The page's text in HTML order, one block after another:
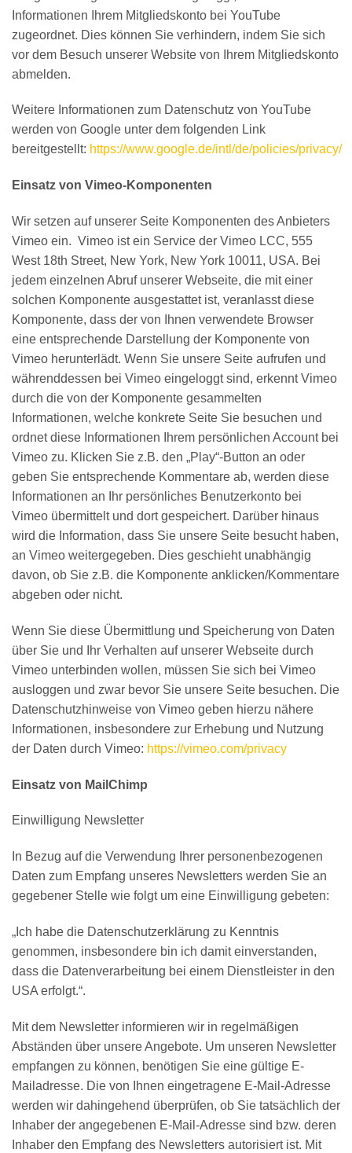
Informationen Ihrem Mitgliedskonto bei YouTube
zugeordnet. Dies können Sie verhindern, indem Sie sich
vor dem Besuch unserer Website von Ihrem Mitgliedskonto
abmelden.
Weitere Informationen zum Datenschutz von YouTube
werden von Google unter dem folgenden Link
bereitgestellt: https://www.google.de/intl/de/policies/privacy/
Einsatz von Vimeo-Komponenten
Wir setzen auf unserer Seite Komponenten des Anbieters
Vimeo ein. Vimeo ist ein Service der Vimeo LCC, 555
West 18th Street, New York, New York 10011, USA. Bei
jedem einzelnen Abruf unserer Webseite, die mit einer
solchen Komponente ausgestattet ist, veranlasst diese
Komponente, dass der von Ihnen verwendete Browser
eine entsprechende Darstellung der Komponente von
Vimeo herunterlädt. Wenn Sie unsere Seite aufrufen und
währenddessen bei Vimeo eingeloggt sind, erkennt Vimeo
durch die von der Komponente gesammelten
Informationen, welche konkrete Seite Sie besuchen und
ordnet diese Informationen Ihrem persönlichen Account bei
Vimeo zu. Klicken Sie z.B. den „Play“-Button an oder
geben Sie entsprechende Kommentare ab, werden diese
Informationen an Ihr persönliches Benutzerkonto bei
Vimeo übermittelt und dort gespeichert. Darüber hinaus
wird die Information, dass Sie unsere Seite besucht haben,
an Vimeo weitergegeben. Dies geschieht unabhängig
davon, ob Sie z.B. die Komponente anklicken/Kommentare
abgeben oder nicht.
Wenn Sie diese Übermittlung und Speicherung von Daten
über Sie und Ihr Verhalten auf unserer Webseite durch
Vimeo unterbinden wollen, müssen Sie sich bei Vimeo
ausloggen und zwar bevor Sie unsere Seite besuchen. Die
Datenschutzhinweise von Vimeo geben hierzu nähere
Informationen, insbesondere zur Erhebung und Nutzung
der Daten durch Vimeo: https://vimeo.com/privacy
Einsatz von MailChimp
Einwilligung Newsletter
In Bezug auf die Verwendung Ihrer personenbezogenen
Daten zum Empfang unseres Newsletters werden Sie an
gegebener Stelle wie folgt um eine Einwilligung gebeten:
„Ich habe die Datenschutzerklärung zu Kenntnis
genommen, insbesondere bin ich damit einverstanden,
dass die Datenverarbeitung bei einem Dienstleister in den
USA erfolgt.“.
Mit dem Newsletter informieren wir in regelmäßigen
Abständen über unsere Angebote. Um unseren Newsletter
empfangen zu können, benötigen Sie eine gültige E-
Mailadresse. Die von Ihnen eingetragene E-Mail-Adresse
werden wir dahingehend überprüfen, ob Sie tatsächlich der
Inhaber der angegebenen E-Mail-Adresse sind bzw. deren
Inhaber den Empfang des Newsletters autorisiert ist. Mit